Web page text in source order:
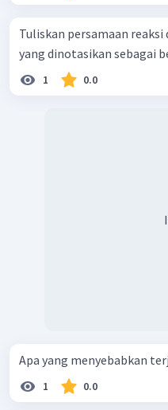
Tuliskan persamaan
1 0.0
Apa yang menyebabkan
1 0.0